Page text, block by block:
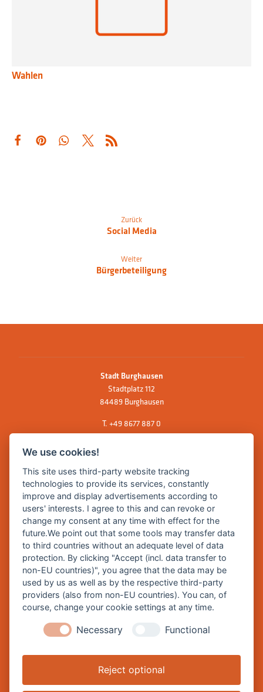
Wahlen
Zurück
Social Media
Weiter
Bürgerbeteiligung
Stadt Burghausen
Stadtplatz 112
84489 Burghausen
T. +49 8677 887 0
E Mail:
Zentrale Webseite der Stadt Burghausen:
www.burghausen.de
Burghausen in leichter Sprache
So funktioniert burghausen.de
Inhalte von burghausen.de
Datenschutz
Barrierefreiheitserklärung
We use cookies!
This site uses third-party website tracking
technologies to provide its services, constantly
improve and display advertisements according to
users' interests. I agree to this and can revoke or
change my consent at any time with effect for the
future.We point out that some tools may transfer data
to third countries without an adequate level of data
protection. By clicking "Accept (incl. data transfer to
non-EU countries)", you agree that the data may be
used by us as well as by the respective third-party
providers (also from non-EU countries). You can, of
course, change your cookie settings at any time.
Necessary Functional
Reject optional